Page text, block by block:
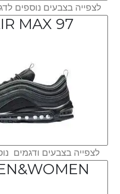
לצפייה בצבעים נוספים
MAX 97
לצפייה בצבעים ודגמים